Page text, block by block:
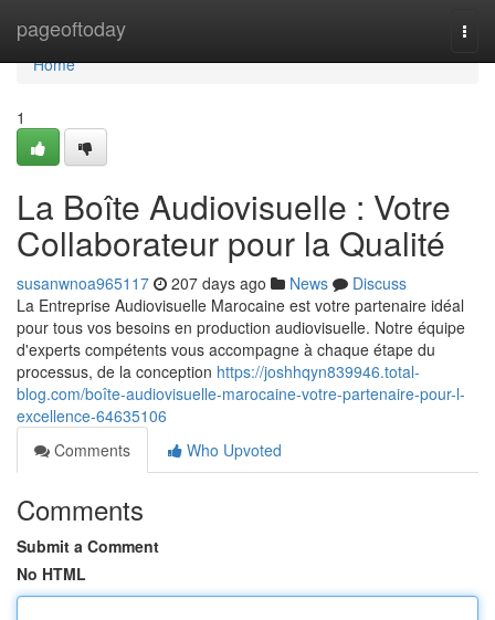
pageoftoday
Home
Home
1
La Boîte Audiovisuelle : Votre
Collaborateur pour la Qualité
susanwnoa965117 207 days ago News
Discuss
La Entreprise Audiovisuelle Marocaine est votre partenaire idéal
pour tous vos besoins en production audiovisuelle. Notre équipe
d'experts compétents vous accompagne à chaque étape du
processus, de la conception https://joshhqyn839946.total-
blog.com/boîte-audiovisuelle-marocaine-votre-partenaire-pour-l-
excellence-64635106
Comments
Who Upvoted
Comments
Submit a Comment
No HTML